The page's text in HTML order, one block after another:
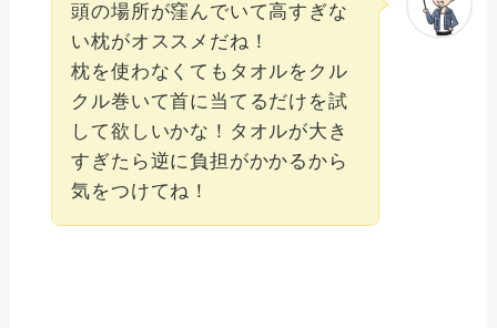
頭の場所が窪んでいて高すぎな
い枕がオススメだね！
枕を使わなくてもタオルをクル
クル巻いて首に当てるだけを試
して欲しいかな！タオルが大き
すぎたら逆に負担がかかるから
気をつけてね！